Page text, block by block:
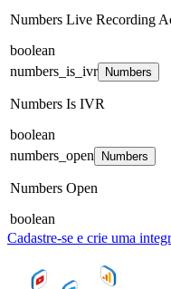
Numbers Live Recording
boolean
numbers_is_ivr
Numbers
Numbers Is IVR
boolean
numbers_open
Numbers
Numbers Open
boolean
Cadastre-se e crie uma